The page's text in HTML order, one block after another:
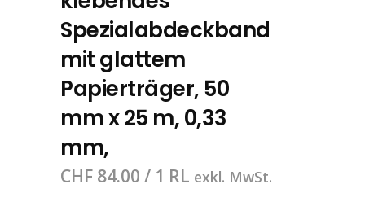
Spezialabdeckband
mit glattem
Papierträger, 50
mm x 25 m, 0,33
mm,
CHF 84.00 / 1 RL exkl. MwSt.